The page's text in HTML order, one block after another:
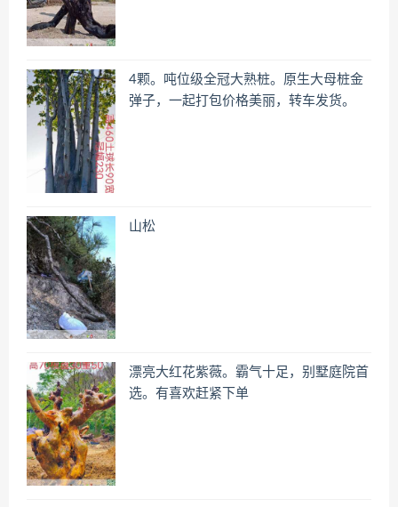
4颗。吨位级全冠大熟桩。原生大母桩金
弹子，一起打包价格美丽，转车发货。
山松
漂亮大红花紫薇。霸气十足，别墅庭院首
选。有喜欢赶紧下单